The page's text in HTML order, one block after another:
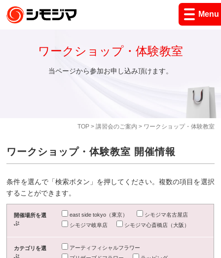
Menu
TOP> 講習会のご案内 > ワークショップ・体験教室
ワークショップ・体験教室
当ページから参加お申し込み頂けます。
ワークショップ・体験教室 開催情報
条件を選んで「検索ボタン」を押してください。複数の項目を選択
することができます。
開催場所を選
ぶ
east side tokyo（東京）
シモジマ名古屋店
シモジマ岐阜店
シモジマ心斎橋店（大阪）
カテゴリを選
ぶ
アーティフィシャルフラワー